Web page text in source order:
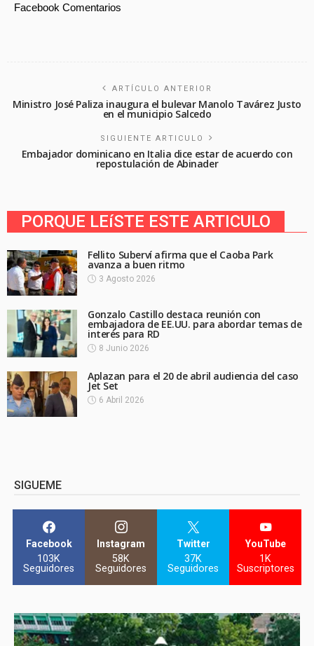
Facebook Comentarios
ARTÍCULO ANTERIOR
Ministro José Paliza inaugura el bulevar Manolo Tavárez Justo
en el municipio Salcedo
SIGUIENTE ARTICULO
Embajador dominicano en Italia dice estar de acuerdo con
repostulación de Abinader
PORQUE LEíSTE ESTE ARTICULO
Fellito Suberví afirma que el Caoba Park
avanza a buen ritmo
3 Agosto 2026
Gonzalo Castillo destaca reunión con
embajadora de EE.UU. para abordar temas de
interés para RD
8 Junio 2026
Aplazan para el 20 de abril audiencia del caso
Jet Set
6 Abril 2026
SIGUEME
Facebook
103K
Seguidores
Instagram
58K
Seguidores
Twitter
37K
Seguidores
YouTube
1K
Suscriptores